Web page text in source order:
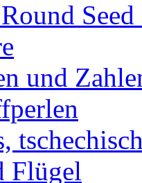
Seed
und
Flügel